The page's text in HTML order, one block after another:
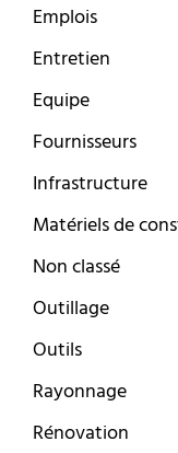
Emplois
Entretien
Equipe
Fournisseurs
Infrastructure
Matériels de
Non classé
Outillage
Outils
Rayonnage
Rénovation